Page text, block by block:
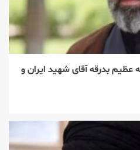
عظیم بدرقه آقای شهید ایران و